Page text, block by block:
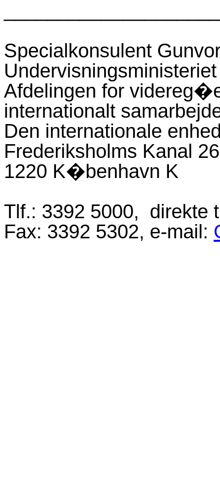
Specialkonsulent
Undervisningsministeriet
Afdelingen for
internationalt
Den internationale
Frederiksholms Kanal 26
1220 K�benhavn K
Tlf.: 3392 5000, direkte
Fax: 3392 5302, e-mail: